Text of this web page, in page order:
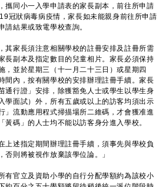
攜同小一入學申請表的家長副本，前往所申請
冠狀病毒病疫情，家長如未能親身前往所申請
請結果或致電學校查詢。
家長須注意相關學校的註冊安排及註冊所需
長副本及指定數目的兒童相片。家長必須保持
，並於星期三（十一月二十三日）或星期四
間內，按有關學校的安排辦理註冊手續。家長
通行證」安排，除獲豁免人士或學生以學生身
學面試）外，所有五歲或以上的訪客均須出示
」流動應用程式掃描場所二維碼，才會獲准進
黃碼」的人士均不能以訪客身分進入學校。
述指定期間辦理註冊手續，須事先與學校負
則將被視作放棄該學位論。」
官立及資助小學的自行分配學額約為該校小